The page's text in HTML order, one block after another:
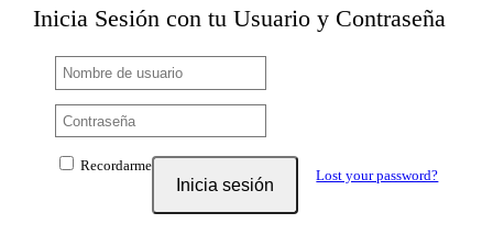
Inicia Sesión con tu Usuario y Contraseña
Inicia sesión
Recordarme
Lost your password?